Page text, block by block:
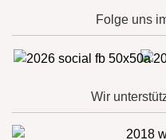
Folge uns
Wir